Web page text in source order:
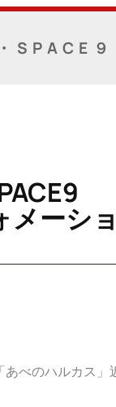
SPACE９
メーシ
「あべのハルカス